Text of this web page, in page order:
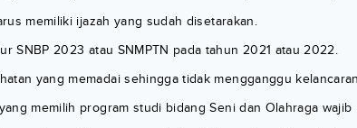
memiliki ijazah yang sudah disetarakan.
SNBP 2023 atau SNMPTN pada tahun 2021 atau 2022.
yang memadai sehingga tidak mengganggu
memilih program studi bidang Seni dan Olahraga